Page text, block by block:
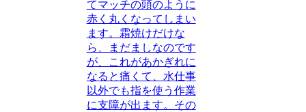
てマッチの頭のように
赤く丸くなってしまい
ます。霜焼けだけな
ら、まだましなのです
が、これがあかぎれに
なると痛くて、水仕事
以外でも指を使う作業
に支障が出ます。その